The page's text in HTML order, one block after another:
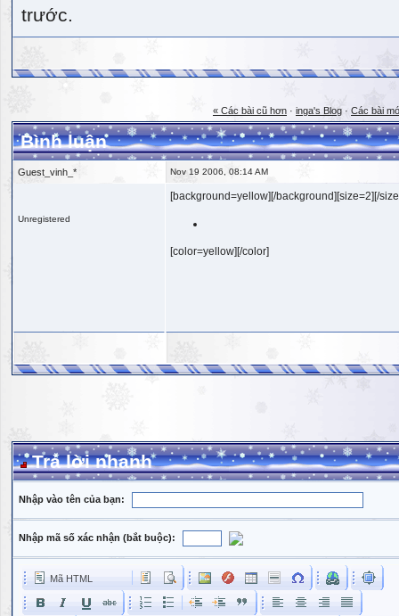
trước.
« Các bài cũ hơn · inga's Blog · Các bài
Bình luận
Guest_vinh_* Nov 19 2006, 08:14 AM
Unregistered
[background=yellow][/background][size=2][/
[color=yellow][/color]
Trả lời nhanh
Nhập vào tên của bạn:
Nhập mã số xác nhận (bắt buộc):
Mã HTML